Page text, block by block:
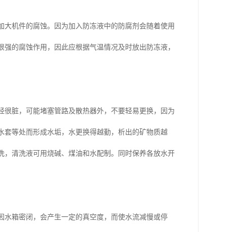
机件的腐蚀。因为加入防冻液中的防腐剂会随着使用
的腐蚀作用，因此应根据气温情况及时放出防冻液，
脏，可能堵塞管路及散热器外，不要轻易更换，因为
等处而形成水垢，水更换得越勤，析出的矿物质越
清洗液可用烧碱、煤油和水配制。同时保养各放水开
箱密闭，会产生一定的真空度，而使水流减慢或停